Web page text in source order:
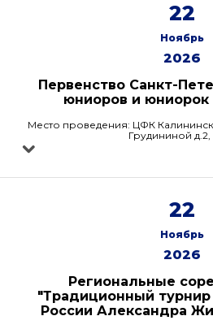
22
Ноябрь
2026
Первенство Санкт-
юниоров и юниорок
Место проведения: ЦФК
Грудининой д.2,
22
Ноябрь
2026
Региональные
"Традиционный турнир
России Александра